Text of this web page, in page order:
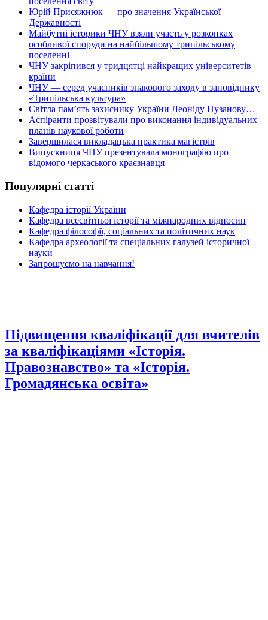
Юрій Присяжнюк — про значення Української
Державності
Майбутні історики ЧНУ взяли участь у розкопках
особливої споруди на найбільшому трипільському
поселенні
ЧНУ закріпився у тридцятці найкращих університетів
країни
ЧНУ — серед учасників знакового заходу в заповіднику
«Трипільська культура»
Світла пам’ять захиснику України Леоніду Пузанову…
Аспіранти прозвітували про виконання індивідуальних
планів наукової роботи
Завершилася викладацька практика магістрів
Випускниця ЧНУ презентувала монографію про
відомого черкаського краєзнавця
Популярні статті
Кафедра історії України
Кафедра всесвітньої історії та міжнародних відносин
Кафедра філософії, соціальних та політичних наук
Кафедра археології та спеціальних галузей історичної
науки
Запрошуємо на навчання!
Підвищення кваліфікації для вчителів
за кваліфікаціями «Історія.
Правознавство» та «Історія.
Громадянська освіта»